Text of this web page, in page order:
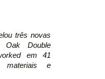
três novas
Oak Double
em 41
materiais e